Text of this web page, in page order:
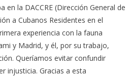
en la DACCRE (Dirección General de
a Cubanos Residentes en el
experiencia con la fauna
y Madrid, y él, por su trabajo,
Queríamos evitar confundir
injusticia. Gracias a esta